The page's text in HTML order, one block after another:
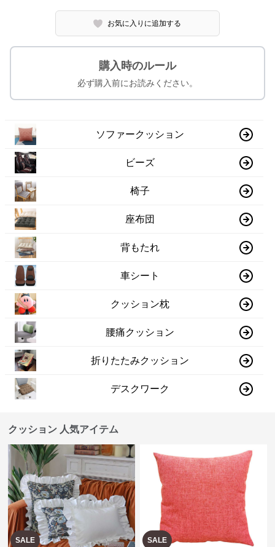
お気に入りに追加する
購入時のルール
必ず購入前にお読みください。
ソファークッション
ビーズ
椅子
座布団
背もたれ
車シート
クッション枕
腰痛クッション
折りたたみクッション
デスクワーク
クッション 人気アイテム
SALE SALE